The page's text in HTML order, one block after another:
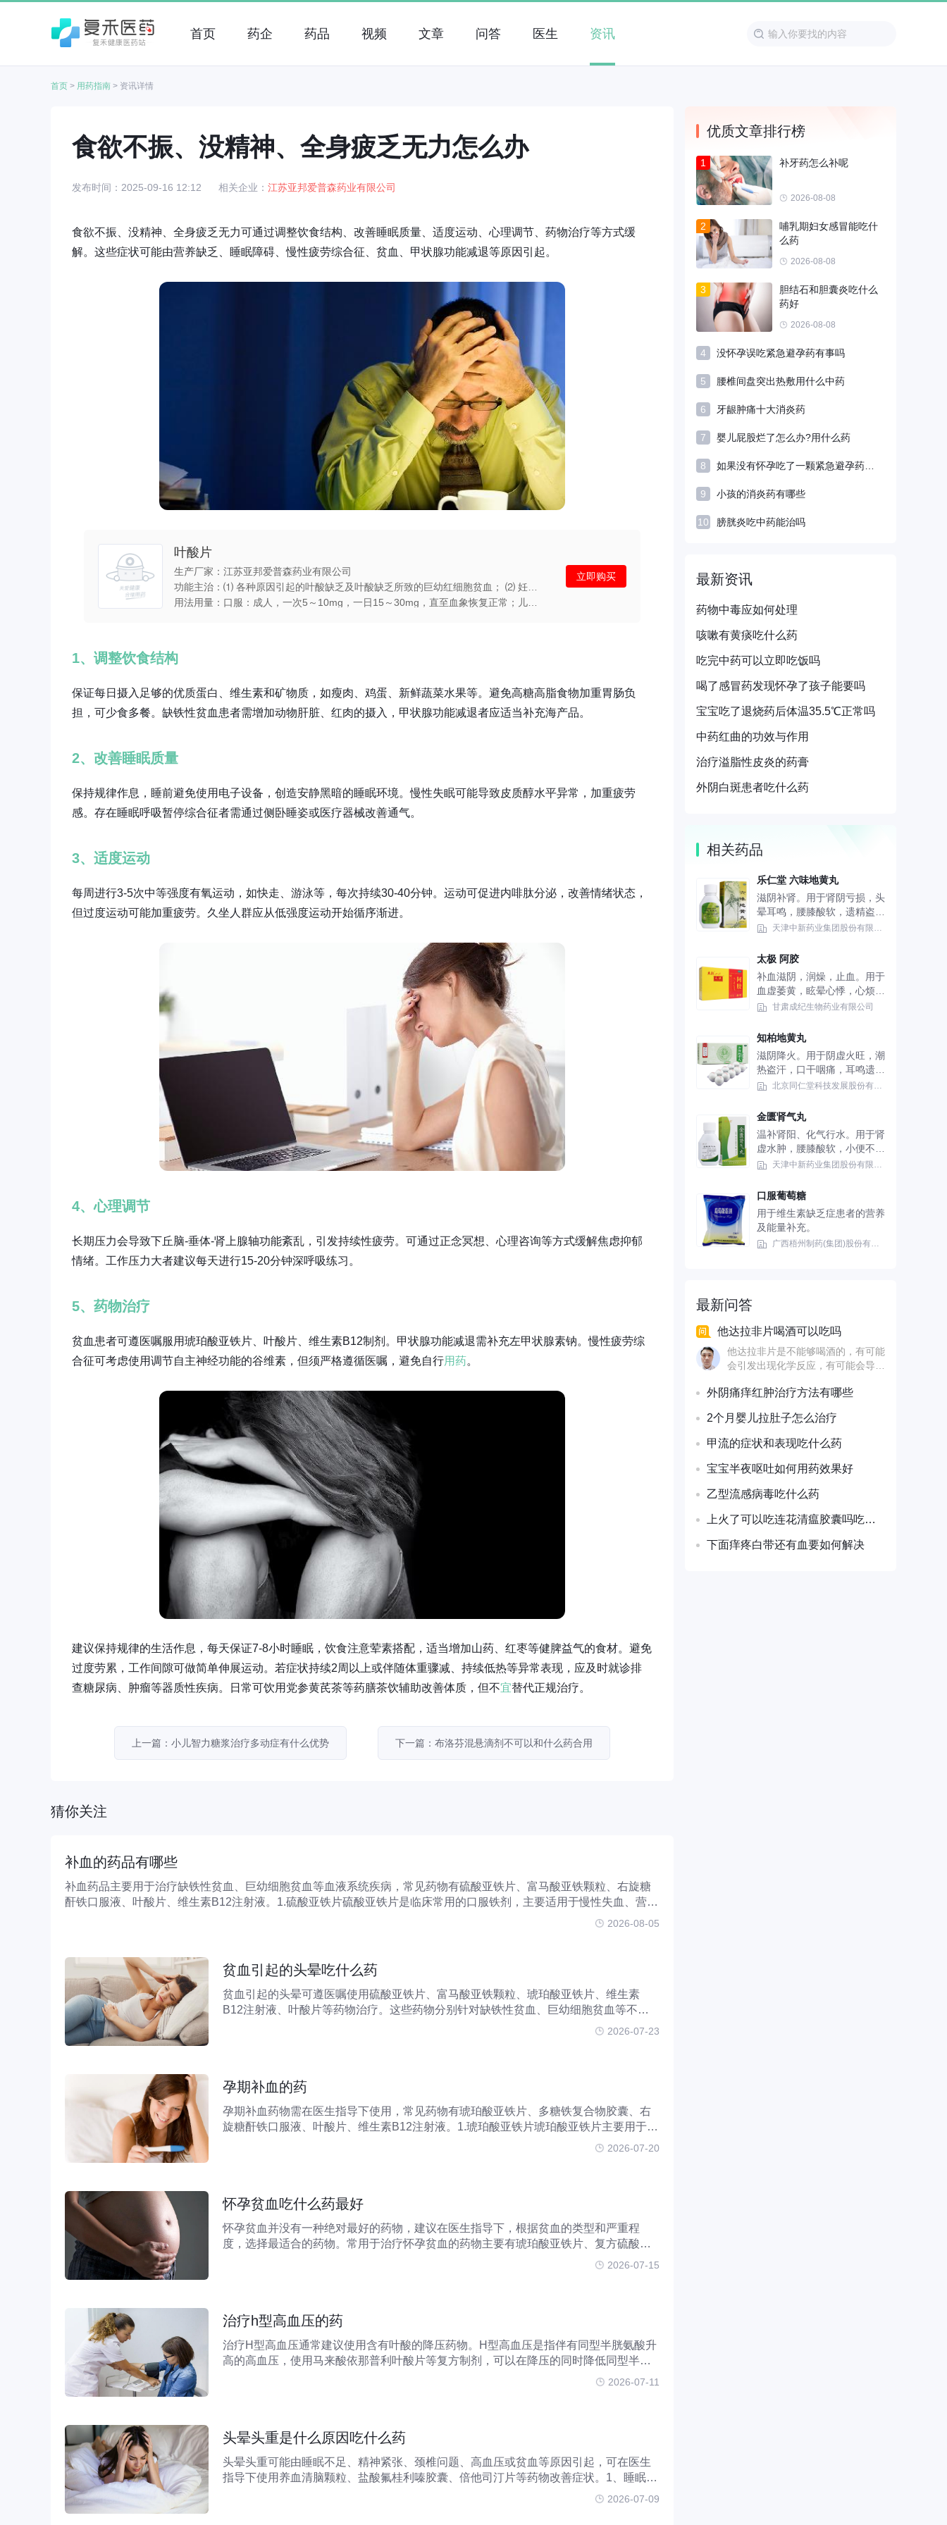
首页 药企 药品 视频 文章 问答 医生 资讯
首页 > 用药指南 > 资讯详情
食欲不振、没精神、全身疲乏无力怎么办
发布时间：2025-09-16 12:12 相关企业： 江苏亚邦爱普森药业有限公司
食欲不振、没精神、全身疲乏无力可通过调整饮食结构、改善睡眠质量、适度运动、心理调节、药物治疗等方式缓
解。这些症状可能由营养缺乏、睡眠障碍、慢性疲劳综合征、贫血、甲状腺功能减退等原因引起。
叶酸片
生产厂家：江苏亚邦爱普森药业有限公司
立即购买
1、调整饮食结构
保证每日摄入足够的优质蛋白、维生素和矿物质，如瘦肉、鸡蛋、新鲜蔬菜水果等。避免高糖高脂食物加重胃肠负
担，可少食多餐。缺铁性贫血患者需增加动物肝脏、红肉的摄入，甲状腺功能减退者应适当补充海产品。
2、改善睡眠质量
保持规律作息，睡前避免使用电子设备，创造安静黑暗的睡眠环境。慢性失眠可能导致皮质醇水平异常，加重疲劳
感。存在睡眠呼吸暂停综合征者需通过侧卧睡姿或医疗器械改善通气。
3、适度运动
每周进行3-5次中等强度有氧运动，如快走、游泳等，每次持续30-40分钟。运动可促进内啡肽分泌，改善情绪状态，
但过度运动可能加重疲劳。久坐人群应从低强度运动开始循序渐进。
4、心理调节
长期压力会导致下丘脑-垂体-肾上腺轴功能紊乱，引发持续性疲劳。可通过正念冥想、心理咨询等方式缓解焦虑抑郁
情绪。工作压力大者建议每天进行15-20分钟深呼吸练习。
5、药物治疗
贫血患者可遵医嘱服用琥珀酸亚铁片、叶酸片、维生素B12制剂。甲状腺功能减退需补充左甲状腺素钠。慢性疲劳综
合征可考虑使用调节自主神经功能的谷维素，但须严格遵循医嘱，避免自行用药。
建议保持规律的生活作息，每天保证7-8小时睡眠，饮食注意荤素搭配，适当增加山药、红枣等健脾益气的食材。避免
过度劳累，工作间隙可做简单伸展运动。若症状持续2周以上或伴随体重骤减、持续低热等异常表现，应及时就诊排
查糖尿病、肿瘤等器质性疾病。日常可饮用党参黄芪茶等药膳茶饮辅助改善体质，但不宜替代正规治疗。
上一篇：小儿智力糖浆治疗多动症有什么优势 下一篇：布洛芬混悬滴剂不可以和什么药合用
猜你关注
补血的药品有哪些
补血药品主要用于治疗缺铁性贫血、巨幼细胞贫血等血液系统疾病，常见药物有硫酸亚铁片、富马酸亚铁颗粒、右旋糖
酐铁口服液、叶酸片、维生素B12注射液。1.硫酸亚铁片硫酸亚铁片是临床常用的口服铁剂，主要适用于慢性失血、营养
2026-08-05
贫血引起的头晕吃什么药
贫血引起的头晕可遵医嘱使用硫酸亚铁片、富马酸亚铁颗粒、琥珀酸亚铁片、维生素
B12注射液、叶酸片等药物治疗。这些药物分别针对缺铁性贫血、巨幼细胞贫血等不同
病因，需明确诊断后对症用药。1.硫酸亚铁片硫酸亚铁片主要用于治疗缺铁性贫血引起
2026-07-23
孕期补血的药
孕期补血药物需在医生指导下使用，常见药物有琥珀酸亚铁片、多糖铁复合物胶囊、右
旋糖酐铁口服液、叶酸片、维生素B12注射液。1.琥珀酸亚铁片琥珀酸亚铁片主要用于治
疗缺铁性贫血，该情况在孕期较为常见，多因胎儿生长发育需求增加导致母体铁储备不
2026-07-20
怀孕贫血吃什么药最好
怀孕贫血并没有一种绝对最好的药物，建议在医生指导下，根据贫血的类型和严重程
度，选择最适合的药物。常用于治疗怀孕贫血的药物主要有琥珀酸亚铁片、复方硫酸亚
铁叶酸片、多糖铁复合物胶囊、维生素B12片、叶酸片等。铁剂是治疗缺铁性贫血的首
2026-07-15
治疗h型高血压的药
治疗H型高血压通常建议使用含有叶酸的降压药物。H型高血压是指伴有同型半胱氨酸升
高的高血压，使用马来酸依那普利叶酸片等复方制剂，可以在降压的同时降低同型半胱
氨酸水平，从而更有效地预防脑卒中等心脑血管事件。1、马来酸依那普利叶酸片这是目
2026-07-11
头晕头重是什么原因吃什么药
头晕头重可能由睡眠不足、精神紧张、颈椎问题、高血压或贫血等原因引起，可在医生
指导下使用养血清脑颗粒、盐酸氟桂利嗪胶囊、倍他司汀片等药物改善症状。1、睡眠不
足长时间熬夜或睡眠质量差，可能导致大脑供血供氧不足，进而引发头晕头重。这种原
2026-07-09
优质文章排行榜
1 补牙药怎么补呢
2026-08-08
2
哺乳期妇女感冒能吃什
么药
2026-08-08
3
胆结石和胆囊炎吃什么
药好
2026-08-08
4 没怀孕误吃紧急避孕药有事吗
5 腰椎间盘突出热敷用什么中药
6 牙龈肿痛十大消炎药
7 婴儿屁股烂了怎么办?用什么药
8
9 小孩的消炎药有哪些
10 膀胱炎吃中药能治吗
最新资讯
药物中毒应如何处理
咳嗽有黄痰吃什么药
吃完中药可以立即吃饭吗
喝了感冒药发现怀孕了孩子能要吗
宝宝吃了退烧药后体温35.5℃正常吗
中药红曲的功效与作用
治疗溢脂性皮炎的药膏
外阴白斑患者吃什么药
相关药品
乐仁堂 六味地黄丸
滋阴补肾。用于肾阴亏损，头
晕耳鸣，腰膝酸软，遗精盗
汗。天津中新药业集团股份有限公司乐仁堂制药厂
太极 阿胶
补血滋阴，润燥，止血。用于
血虚萎黄，眩晕心悸，心烦不
眠，肺燥咳嗽。
甘肃成纪生物药业有限公司
知柏地黄丸
滋阴降火。用于阴虚火旺，潮
热盗汗，口干咽痛，耳鸣遗
精，小便短赤。
北京同仁堂科技发展股份有限公司制药厂
金匮肾气丸
温补肾阳、化气行水。用于肾
虚水肿，腰膝酸软，小便不
利，畏寒肢冷。
天津中新药业集团股份有限公司乐仁堂制药厂
口服葡萄糖
用于维生素缺乏症患者的营养
及能量补充。
广西梧州制药(集团)股份有限公司
最新问答
他达拉非片喝酒可以吃吗
他达拉非片是不能够喝酒的，有可能
会引发出现化学反应，有可能会导致
康的饮食，避免营养的缺失，而且要
控制喝酒，喝酒太多，对肝脏的伤害
是很大的，保持良好的生活习惯。
外阴痛痒红肿治疗方法有哪些
2个月婴儿拉肚子怎么治疗
甲流的症状和表现吃什么药
宝宝半夜呕吐如何用药效果好
乙型流感病毒吃什么药
上火了可以吃连花清瘟胶囊吗吃多久有效
下面痒疼白带还有血要如何解决